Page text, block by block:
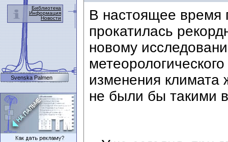
В настоящее время
прокатилась
новому
изменения климата
не были бы такими
Библиотека
Информация
Новости
Svenska Palmen